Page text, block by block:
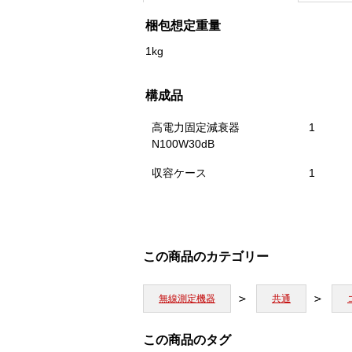
梱包想定重量
1kg
構成品
高電力固定減衰器
N100W30dB
1
収容ケース 1
この商品のカテゴリー
無線測定機器 共通
この商品のタグ